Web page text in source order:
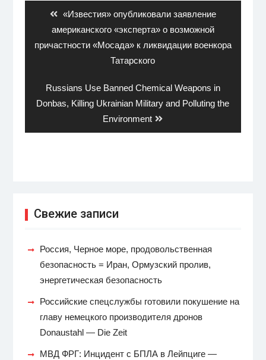
записямPrevious
post:
«Известия» опубликовали заявление
американского «эксперта» о возможной
причастности «Мосада» к ликвидации военкора
Татарского
Next
post:
Russians Use Banned Chemical Weapons in
Donbas, Killing Ukrainian Military and Polluting the
Environment
Свежие записи
Россия, Черное море, продовольственная
безопасность = Иран, Ормузский пролив,
энергетическая безопасность
Российские спецслужбы готовили покушение на
главу немецкого производителя дронов
Donaustahl — Die Zeit
МВД ФРГ: Инцидент с БПЛА в Лейпциге —